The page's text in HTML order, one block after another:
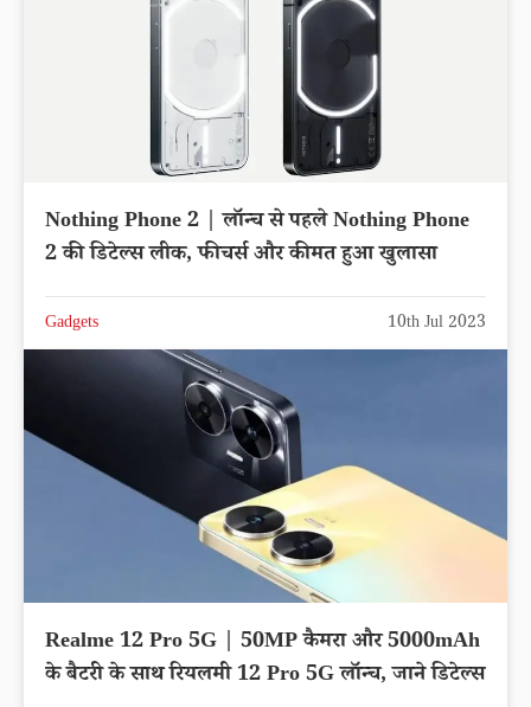
Nothing Phone 2 | लॉन्च से पहले Nothing Phone
2 की डिटेल्स लीक, फीचर्स और कीमत हुआ खुलासा
Gadgets 10th Jul 2023
Realme 12 Pro 5G | 50MP कैमरा और 5000mAh
के बैटरी के साथ रियलमी 12 Pro 5G लॉन्च, जाने डिटेल्स